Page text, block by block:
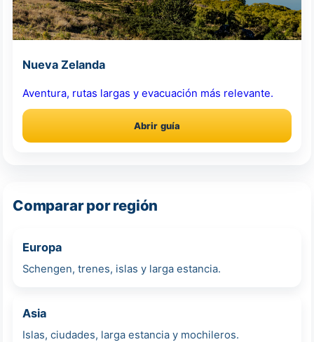
Nueva Zelanda
Aventura, rutas largas y evacuación más relevante.
Abrir guía
Comparar por región
Europa
Schengen, trenes, islas y larga estancia.
Asia
Islas, ciudades, larga estancia y mochileros.